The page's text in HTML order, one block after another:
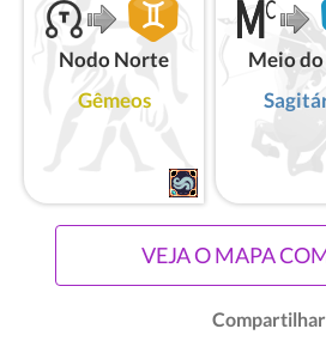
Nodo Norte
Gêmeos
Meio do
VEJA O MAPA
Compartilhar